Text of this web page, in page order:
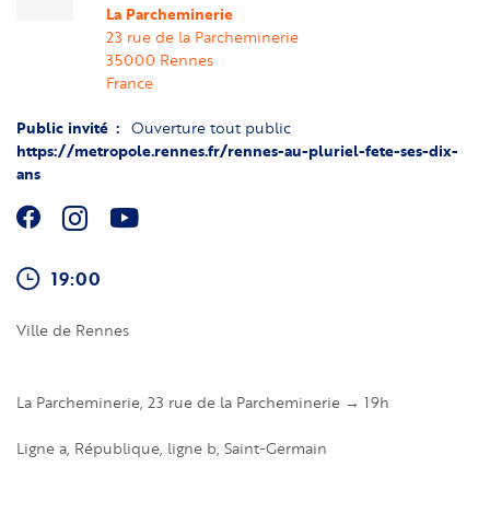
La Parcheminerie
23 rue de la Parcheminerie
35000 Rennes
France
Public invité Ouverture tout public
https://metropole.rennes.fr/rennes-au-pluriel-fete-ses-dix-
ans
19:00
Ville de Rennes
La Parcheminerie, 23 rue de la Parcheminerie → 19h
Ligne a, République, ligne b, Saint-Germain